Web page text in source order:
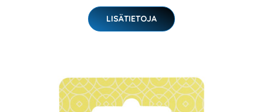
LISÄTIETOJA